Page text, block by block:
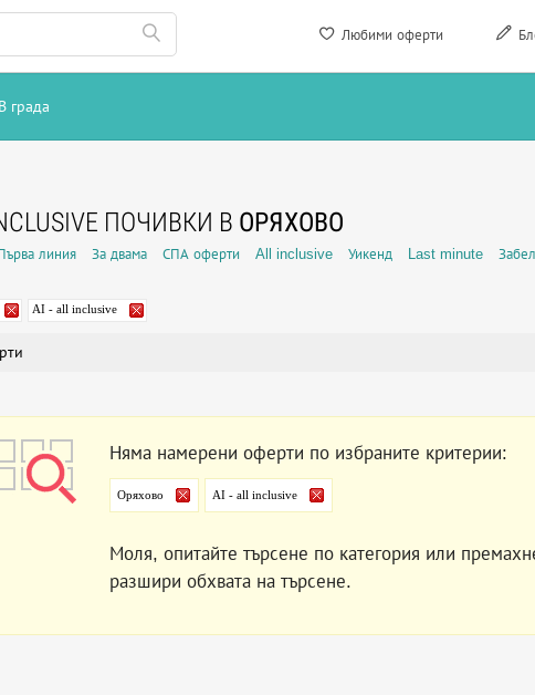
Любими оферти
В града
ПОЧИВКИ В ОРЯХОВО
линия За двама СПА оферти All inclusive Уикенд Last minute
AI - all inclusive
Няма намерени оферти по избраните критерии:
Оряхово AI - all inclusive
Моля, опитайте търсене по категория или
разшири обхвата на търсене.